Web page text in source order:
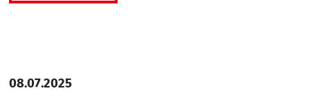
08.07.2025